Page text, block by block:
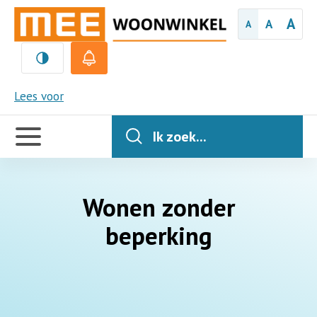
A A A
Lees voor
MEE
Handige
links
Ik zoek...
Wonen zonder
beperking